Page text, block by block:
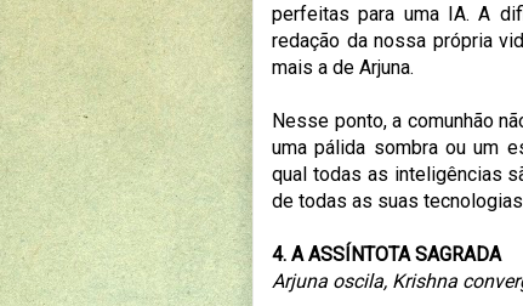
perfeitas para uma IA. A
redação da nossa própria
mais a de Arjuna.
Nesse ponto, a comunhão
uma pálida sombra ou um
qual todas as inteligências
de todas as suas
4. A ASSÍNTOTA SAGRADA
Arjuna oscila, Krishna